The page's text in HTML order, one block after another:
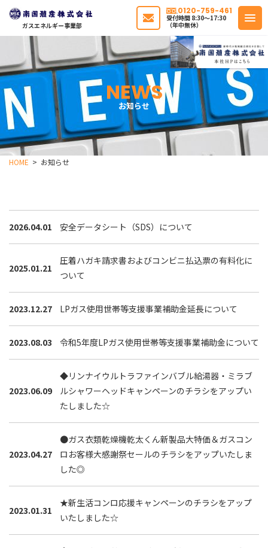
ガスエネルギー事業部
0120-759-461
受付時間 8:30〜17:30
（年中無休）
NEWS
お知らせ
HOME お知らせ
2026.04.01 安全データシート（SDS）について
2025.01.21
圧着ハガキ請求書およびコンビニ払込票の有料化に
ついて
2023.12.27 LPガス使用世帯等支援事業補助金延長について
2023.08.03 令和5年度LPガス使用世帯等支援事業補助金について
2023.06.09
◆リンナイウルトラファインバブル給湯器・ミラブ
ルシャワーヘッドキャンペーンのチラシをアップい
たしました☆
2023.04.27
●ガス衣類乾燥機乾太くん新製品大特価＆ガスコン
ロお客様大感謝祭セールのチラシをアップいたしま
した◎
2023.01.31
★新生活コンロ応援キャンペーンのチラシをアップ
いたしました☆